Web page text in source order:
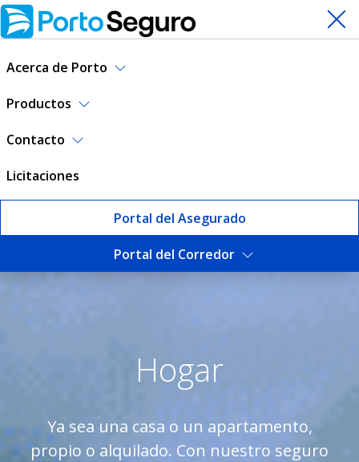
Acerca de Porto
Productos
Contacto
Licitaciones
Portal del Asegurado
Portal del Corredor
Seguro de Hogar | Porto
Hogar
Ya sea una casa o un apartamento,
propio o alquilado. Con nuestro seguro